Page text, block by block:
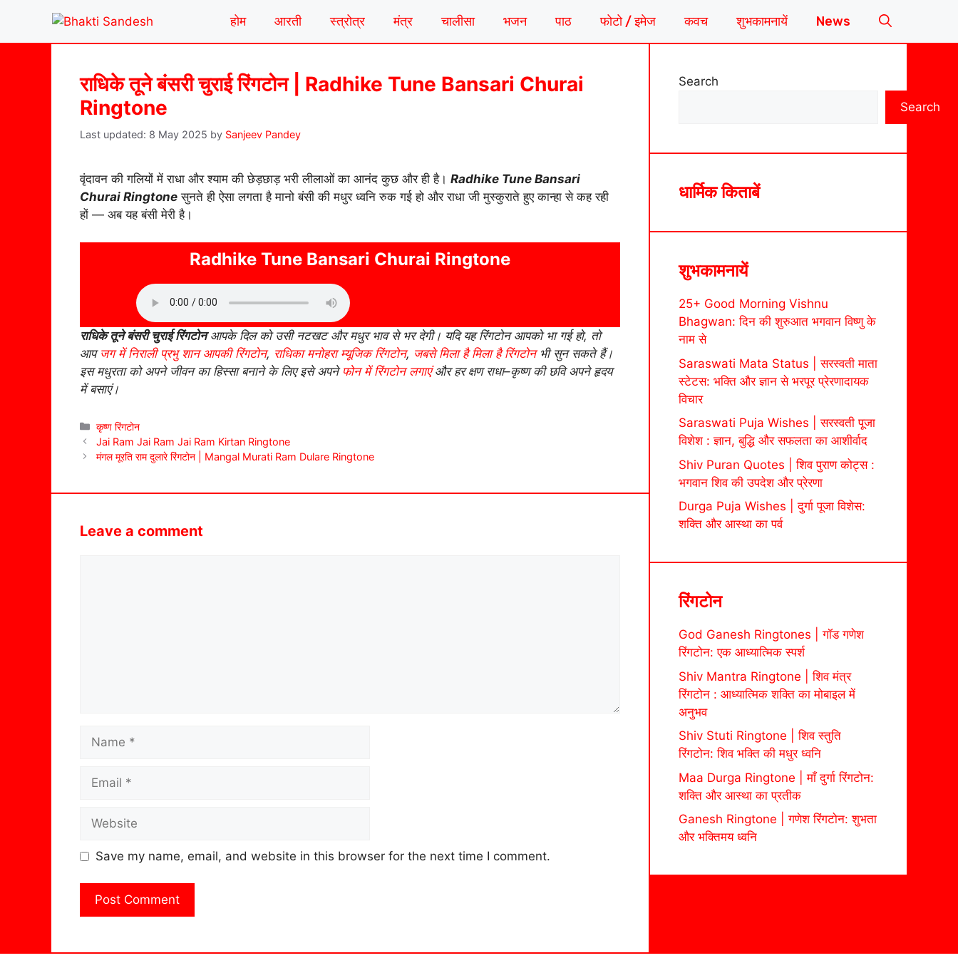
content
होम आरती स्त्रोत्र मंत्र चालीसा भजन पाठ फोटो / इमेज कवच शुभकामनायें News
राधिके तूने बंसरी चुराई रिंगटोन | Radhike Tune Bansari Churai
Ringtone
8 May 2025 by Sanjeev Pandey
वृंदावन की गलियों में राधा और श्याम की छेड़छाड़ भरी लीलाओं का आनंद कुछ और ही है। Radhike Tune Bansari
Churai Ringtone सुनते ही ऐसा लगता है मानो बंसी की मधुर ध्वनि रुक गई हो और राधा जी मुस्कुराते हुए कान्हा से कह रही
हों — अब यह बंसी मेरी है।
Radhike Tune Bansari Churai Ringtone
राधिके तूने बंसरी चुराई रिंगटोनआपके दिल को उसी नटखट और मधुर भाव से भर देगी। यदि यह रिंगटोन आपको भा गई हो, तो
आप जग में निराली प्रभु शान आपकी रिंगटोन, राधिका मनोहरा म्यूजिक रिंगटोन, जबसे मिला है मिला है रिंगटोनभी सुन सकते हैं।
इस मधुरता को अपने जीवन का हिस्सा बनाने के लिए इसे अपने फोन में रिंगटोन लगाएंऔर हर क्षण राधा–कृष्ण की छवि अपने हृदय
में बसाएं।
Categories
कृष्ण रिंगटोन
Jai Ram Jai Ram Jai Ram Kirtan Ringtone
मंगल मूरति राम दुलारे रिंगटोन | Mangal Murati Ram Dulare Ringtone
Leave a comment
Save my name, email, and website in this browser for the next time I comment.
Search
Search
धार्मिक किताबें
शुभकामनायें
25+ Good Morning Vishnu
Bhagwan: दिन की शुरुआत भगवान विष्णु के
नाम से
Saraswati Mata Status | सरस्वती माता
स्टेटस: भक्ति और ज्ञान से भरपूर प्रेरणादायक
विचार
Saraswati Puja Wishes | सरस्वती पूजा
विशेश : ज्ञान, बुद्धि और सफलता का आशीर्वाद
Shiv Puran Quotes | शिव पुराण कोट्स :
भगवान शिव की उपदेश और प्रेरणा
Durga Puja Wishes | दुर्गा पूजा विशेस:
शक्ति और आस्था का पर्व
रिंगटोन
God Ganesh Ringtones | गॉड गणेश
रिंगटोन: एक आध्यात्मिक स्पर्श
Shiv Mantra Ringtone | शिव मंत्र
रिंगटोन : आध्यात्मिक शक्ति का मोबाइल में
अनुभव
Shiv Stuti Ringtone | शिव स्तुति
रिंगटोन: शिव भक्ति की मधुर ध्वनि
Maa Durga Ringtone | माँ दुर्गा रिंगटोन:
शक्ति और आस्था का प्रतीक
Ganesh Ringtone | गणेश रिंगटोन: शुभता
और भक्तिमय ध्वनि